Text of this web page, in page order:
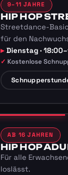
9–11 JAHRE
HIP HOP
Streetdance-
für den
Dienstag ·
Kostenlose
AB 16 JAHREN
HIP HOP
Für alle
loslässt.